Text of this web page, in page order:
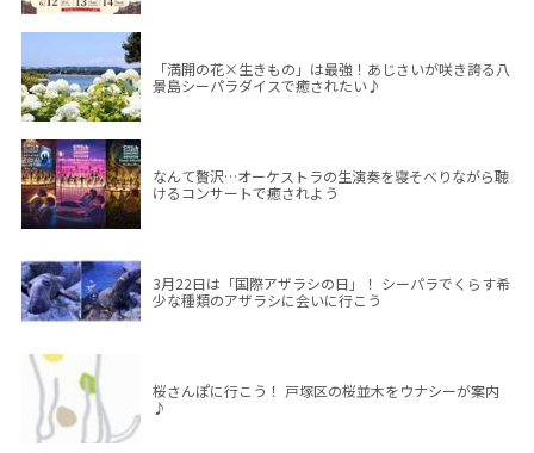
「満開の花×生きもの」は最強！あじさいが咲き誇る八
景島シーパラダイスで癒されたい♪
なんて贅沢…オーケストラの生演奏を寝そべりながら聴
けるコンサートで癒されよう
3月22日は「国際アザラシの日」！ シーパラでくらす希
少な種類のアザラシに会いに行こう
桜さんぽに行こう！ 戸塚区の桜並木をウナシーが案内
♪